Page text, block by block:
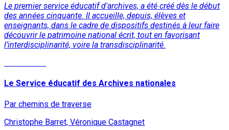
Le premier service éducatif d'archives, a été créé dès le début
des années cinquante. Il accueille, depuis, élèves et
enseignants, dans le cadre de dispositifs destinés à leur faire
découvrir le patrimoine national écrit, tout en favorisant
l’interdisciplinarité, voire la transdisciplinarité.
Le Service éducatif des Archives nationales
Par chemins de traverse
Christophe Barret, Véronique Castagnet